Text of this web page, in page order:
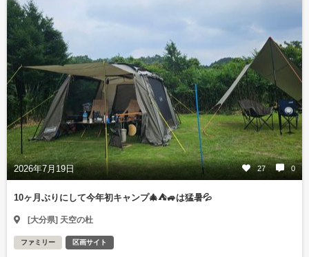
2026年7月19日 27 0
10ヶ月ぶりにして今年初キャンプ🎄⛺🚙は猛暑💦
[大分県] 天空の杜
ファミリー 区画サイト